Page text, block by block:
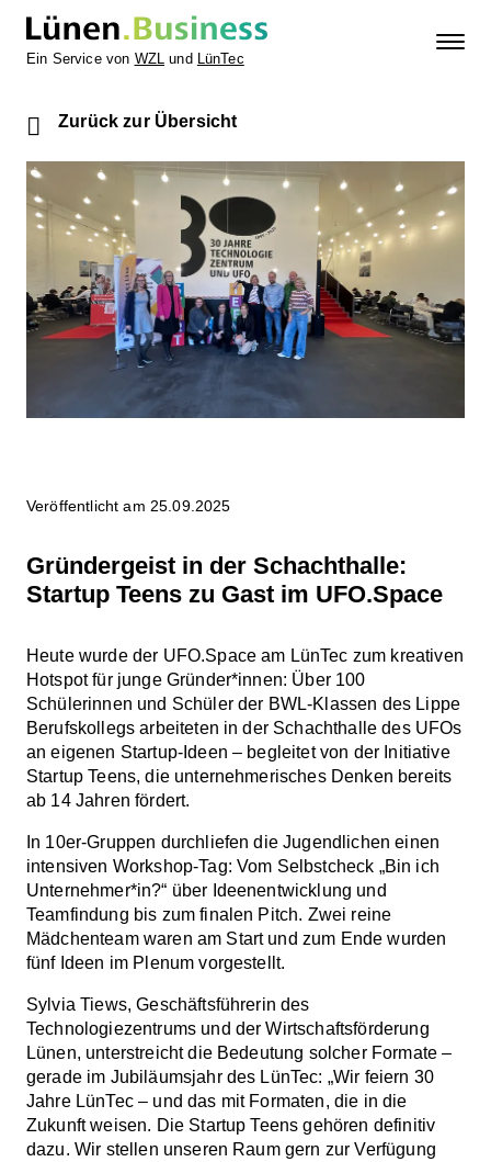
Ein Service von WZL und LünTec
Zurück zur Übersicht
Veröffentlicht am 25.09.2025
Gründergeist in der Schachthalle:
Startup Teens zu Gast im UFO.Space
Heute wurde der UFO.Space am LünTec zum kreativen
Hotspot für junge Gründer*innen: Über 100
Schülerinnen und Schüler der BWL-Klassen des Lippe
Berufskollegs arbeiteten in der Schachthalle des UFOs
an eigenen Startup-Ideen – begleitet von der Initiative
Startup Teens, die unternehmerisches Denken bereits
ab 14 Jahren fördert.
In 10er-Gruppen durchliefen die Jugendlichen einen
intensiven Workshop-Tag: Vom Selbstcheck „Bin ich
Unternehmer*in?“ über Ideenentwicklung und
Teamfindung bis zum finalen Pitch. Zwei reine
Mädchenteam waren am Start und zum Ende wurden
fünf Ideen im Plenum vorgestellt.
Sylvia Tiews, Geschäftsführerin des
Technologiezentrums und der Wirtschaftsförderung
Lünen, unterstreicht die Bedeutung solcher Formate –
gerade im Jubiläumsjahr des LünTec: „Wir feiern 30
Jahre LünTec – und das mit Formaten, die in die
Zukunft weisen. Die Startup Teens gehören definitiv
dazu. Wir stellen unseren Raum gern zur Verfügung